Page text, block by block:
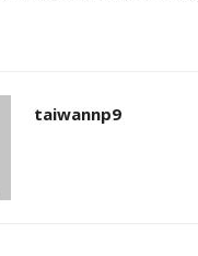
taiwannp9